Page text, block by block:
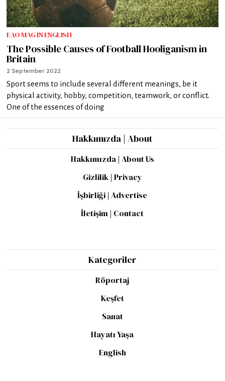
EAO MAG IN ENGLISH
The Possible Causes of Football Hooliganism in
Britain
2 September 2022
Sport seems to include several different meanings, be it
physical activity, hobby, competition, teamwork, or conflict.
One of the essences of doing
Hakkımızda | About
Hakkımızda | About Us
Gizlilik | Privacy
İşbirliği | Advertise
İletişim | Contact
Kategoriler
Röportaj
Keşfet
Sanat
Hayatı Yaşa
English